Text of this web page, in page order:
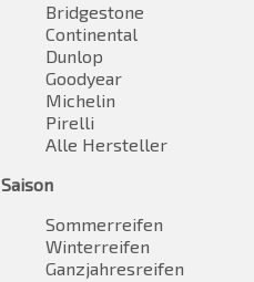
Bridgestone
Continental
Dunlop
Goodyear
Michelin
Pirelli
Alle Hersteller
Saison
Sommerreifen
Winterreifen
Ganzjahresreifen